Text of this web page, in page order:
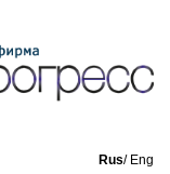
Rus/ Eng